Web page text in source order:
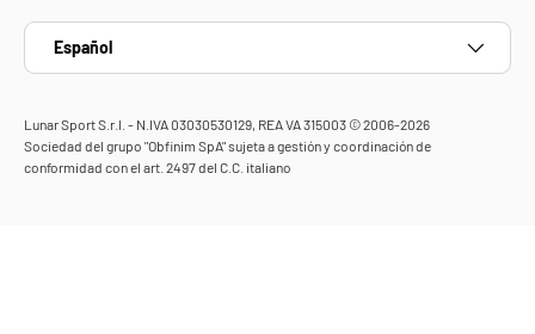
Idioma
Español
Lunar Sport S.r.l. - N.IVA 03030530129, REA VA 315003 © 2006-2026
Sociedad del grupo "Obfinim SpA" sujeta a gestión y coordinación de
conformidad con el art. 2497 del C.C. italiano